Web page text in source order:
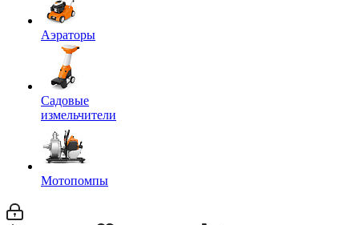
Аэраторы
Садовые
измельчители
Мотопомпы